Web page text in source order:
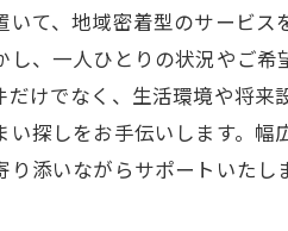
いて、地域密着型のサービ
し、一人ひとりの状況やご
だけでなく、生活環境や将
い探しをお手伝いします。
添いながらサポートいたし